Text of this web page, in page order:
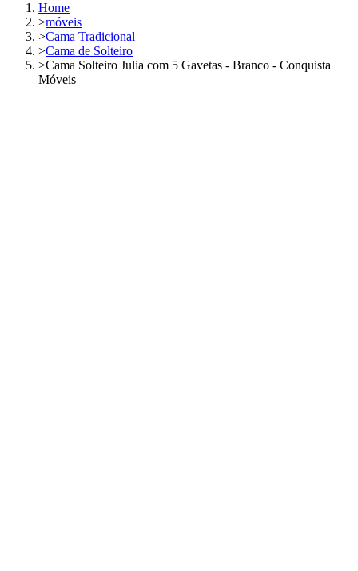
Home
>móveis
>Cama Tradicional
>Cama de Solteiro
>Cama Solteiro Julia com 5 Gavetas - Branco - Conquista
Móveis